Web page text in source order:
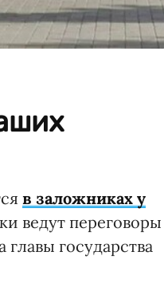
в заложниках у
ведут переговоры
государства